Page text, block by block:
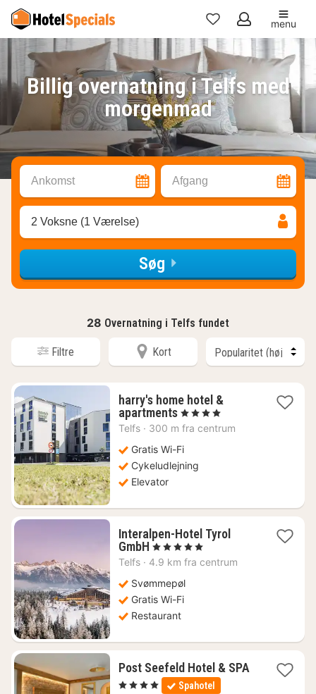
Mine
favoritter
menu
Billig overnatning i Telfs med
morgenmad
Ankomst Afgang
2 Voksne (1 Værelse)
Søg
28 Overnatning i Telfs fundet
Filtre Kort
harry's home hotel &
apartments1
nat
834
kr.
, 4 Stjerner
Telfs · 300 m fra centrum
Gratis Wi-Fi
Cykeludlejning
Elevator
Interalpen-Hotel Tyrol
GmbH 1
nat
3339
kr.
, 5 Stjerner
Telfs · 4.9 km fra centrum
Svømmepøl
Gratis Wi-Fi
Restaurant
Post Seefeld Hotel & SPA
1
, 4 Stjerner Spahotel